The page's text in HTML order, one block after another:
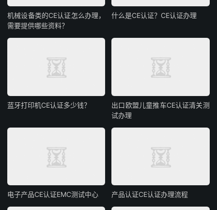
机械设备类的CE认证怎么办理，
需要提供哪些资料？
什么是CE认证？CE认证办理
蓝牙打印机CE认证多少钱？
出口欧盟儿童推车CE认证清关测
试办理
电子产品CE认证EMC测试中心 产品认证CE认证办理流程